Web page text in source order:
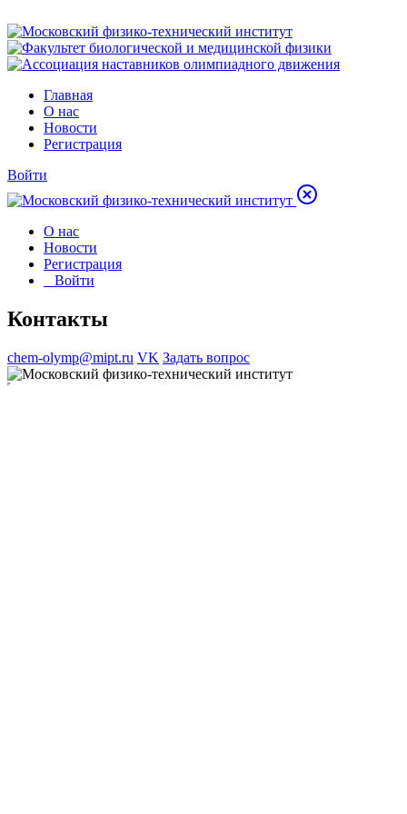
Главная
О нас
Новости
Регистрация
Войти
О нас
Новости
Регистрация
Войти
Контакты
chem-olymp@mipt.ru VK Задать вопрос